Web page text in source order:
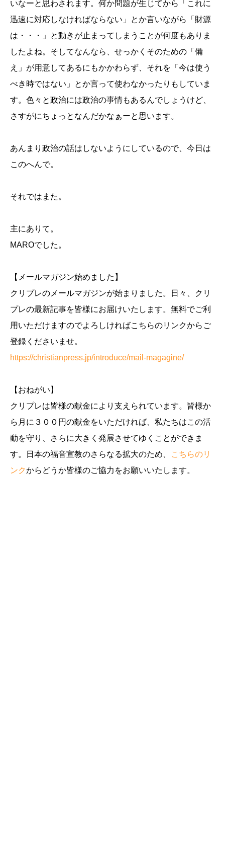
いなーと思わされます。何か問題が生じてから「これに
迅速に対応しなければならない」とか言いながら「財源
は・・・」と動きが止まってしまうことが何度もありま
したよね。そしてなんなら、せっかくそのための「備
え」が用意してあるにもかかわらず、それを「今は使う
べき時ではない」とか言って使わなかったりもしていま
す。色々と政治には政治の事情もあるんでしょうけど、
さすがにちょっとなんだかなぁーと思います。
あんまり政治の話はしないようにしているので、今日は
このへんで。
それではまた。
主にありて。
MAROでした。
【メールマガジン始めました】
クリプレのメールマガジンが始まりました。日々、クリ
プレの最新記事を皆様にお届けいたします。無料でご利
用いただけますのでよろしければこちらのリンクからご
登録くださいませ。
https://christianpress.jp/introduce/mail-magagine/
【おねがい】
クリプレは皆様の献金により支えられています。皆様か
ら月に３００円の献金をいただければ、私たちはこの活
動を守り、さらに大きく発展させてゆくことができま
す。日本の福音宣教のさらなる拡大のため、
こちらのリ
ンクからどうか皆様のご協力をお願いいたします。